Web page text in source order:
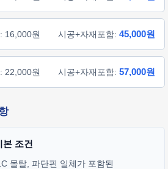
16,000원 시공+자재포함: 45,000원
22,000원 시공+자재포함: 57,000원
조건
몰탈, 파단핀 일체가 포함된